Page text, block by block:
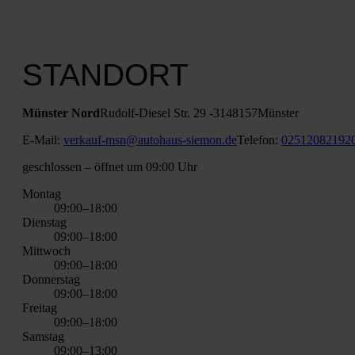
STANDORT
Müns­ter NordRudolf-Die­sel Str. 29 ‑3148157Müns­ter
E‑Mail: verkauf-msn@autohaus-siemon.deTele­fon:
geschlos­sen – öff­net um 09:00 Uhr
Mon­tag
09:00–18:00
Diens­tag
09:00–18:00
Mitt­woch
09:00–18:00
Don­ners­tag
09:00–18:00
Frei­tag
09:00–18:00
Sams­tag
09:00–13:00